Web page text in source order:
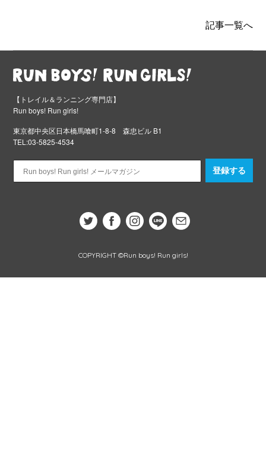
記事一覧へ
【トレイル＆ランニング専門店】
Run boys! Run girls!
東京都中央区日本橋馬喰町1-8-8 森忠ビル B1
TEL:03-5825-4534
登録する
COPYRIGHT ©Run boys! Run girls!